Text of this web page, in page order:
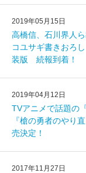
2019年05月15日
高橋信、石川界人
コユサギ書きおろ
装版 続報到着！
2019年04月12日
TVアニメで話題の
『槍の勇者のやり
売決定！
2017年11月27日